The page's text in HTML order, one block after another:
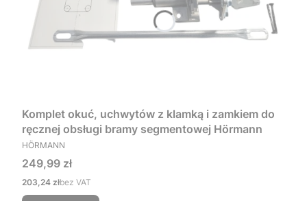
Komplet okuć, uchwytów z klamką i zamkiem do
ręcznej obsługi bramy segmentowej Hörmann
PRODUCENT
HÖRMANN
Cena
249,99 zł
Cena
203,24 złbez VAT